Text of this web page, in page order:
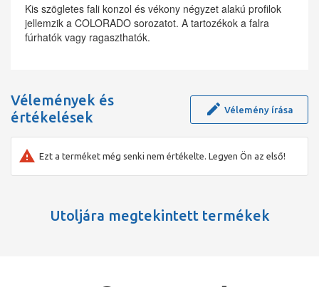
Kis szögletes fali konzol és vékony négyzet alakú profilok
jellemzik a COLORADO sorozatot. A tartozékok a falra
fúrhatók vagy ragaszthatók.
Vélemények és
értékelések
Vélemény írása
Ezt a terméket még senki nem értékelte. Legyen Ön az első!
Utoljára megtekintett termékek